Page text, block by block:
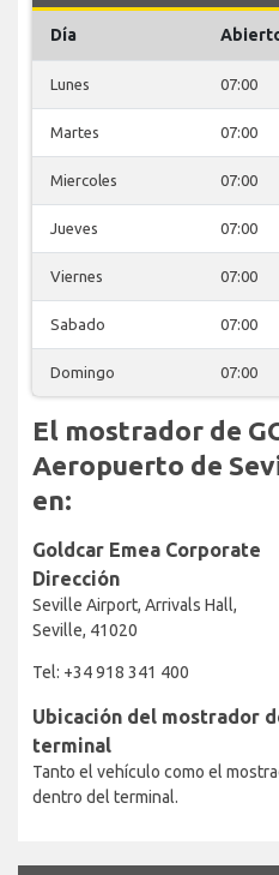
Día
Lunes 07:00
Martes 07:00
Miercoles 07:00
Jueves 07:00
Viernes 07:00
Sabado 07:00
Domingo 07:00
El mostrador de
Aeropuerto de
en:
Goldcar Emea Corporate
Dirección
Seville Airport, Arrivals Hall,
Seville, 41020
Tel: +34 918 341 400
Ubicación del mostrador
terminal
Tanto el vehículo como el
dentro del terminal.